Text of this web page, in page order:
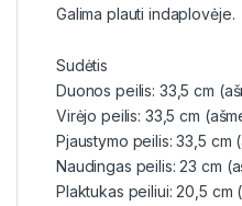
Galima plauti indaplovėje.
Sudėtis
Duonos peilis: 33,5 cm
Virėjo peilis: 33,5 cm
Pjaustymo peilis: 33,5 cm
Naudingas peilis: 23 cm
Plaktukas peiliui: 20,5 cm